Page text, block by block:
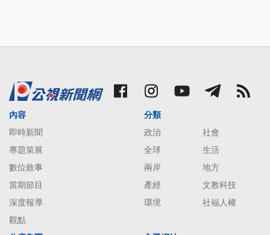
內容
即時新聞
專題策展
數位敘事
當期節目
深度報導
觀點
分類
政治
社會
全球
生活
兩岸
地方
產經
文教科技
環境
社福人權